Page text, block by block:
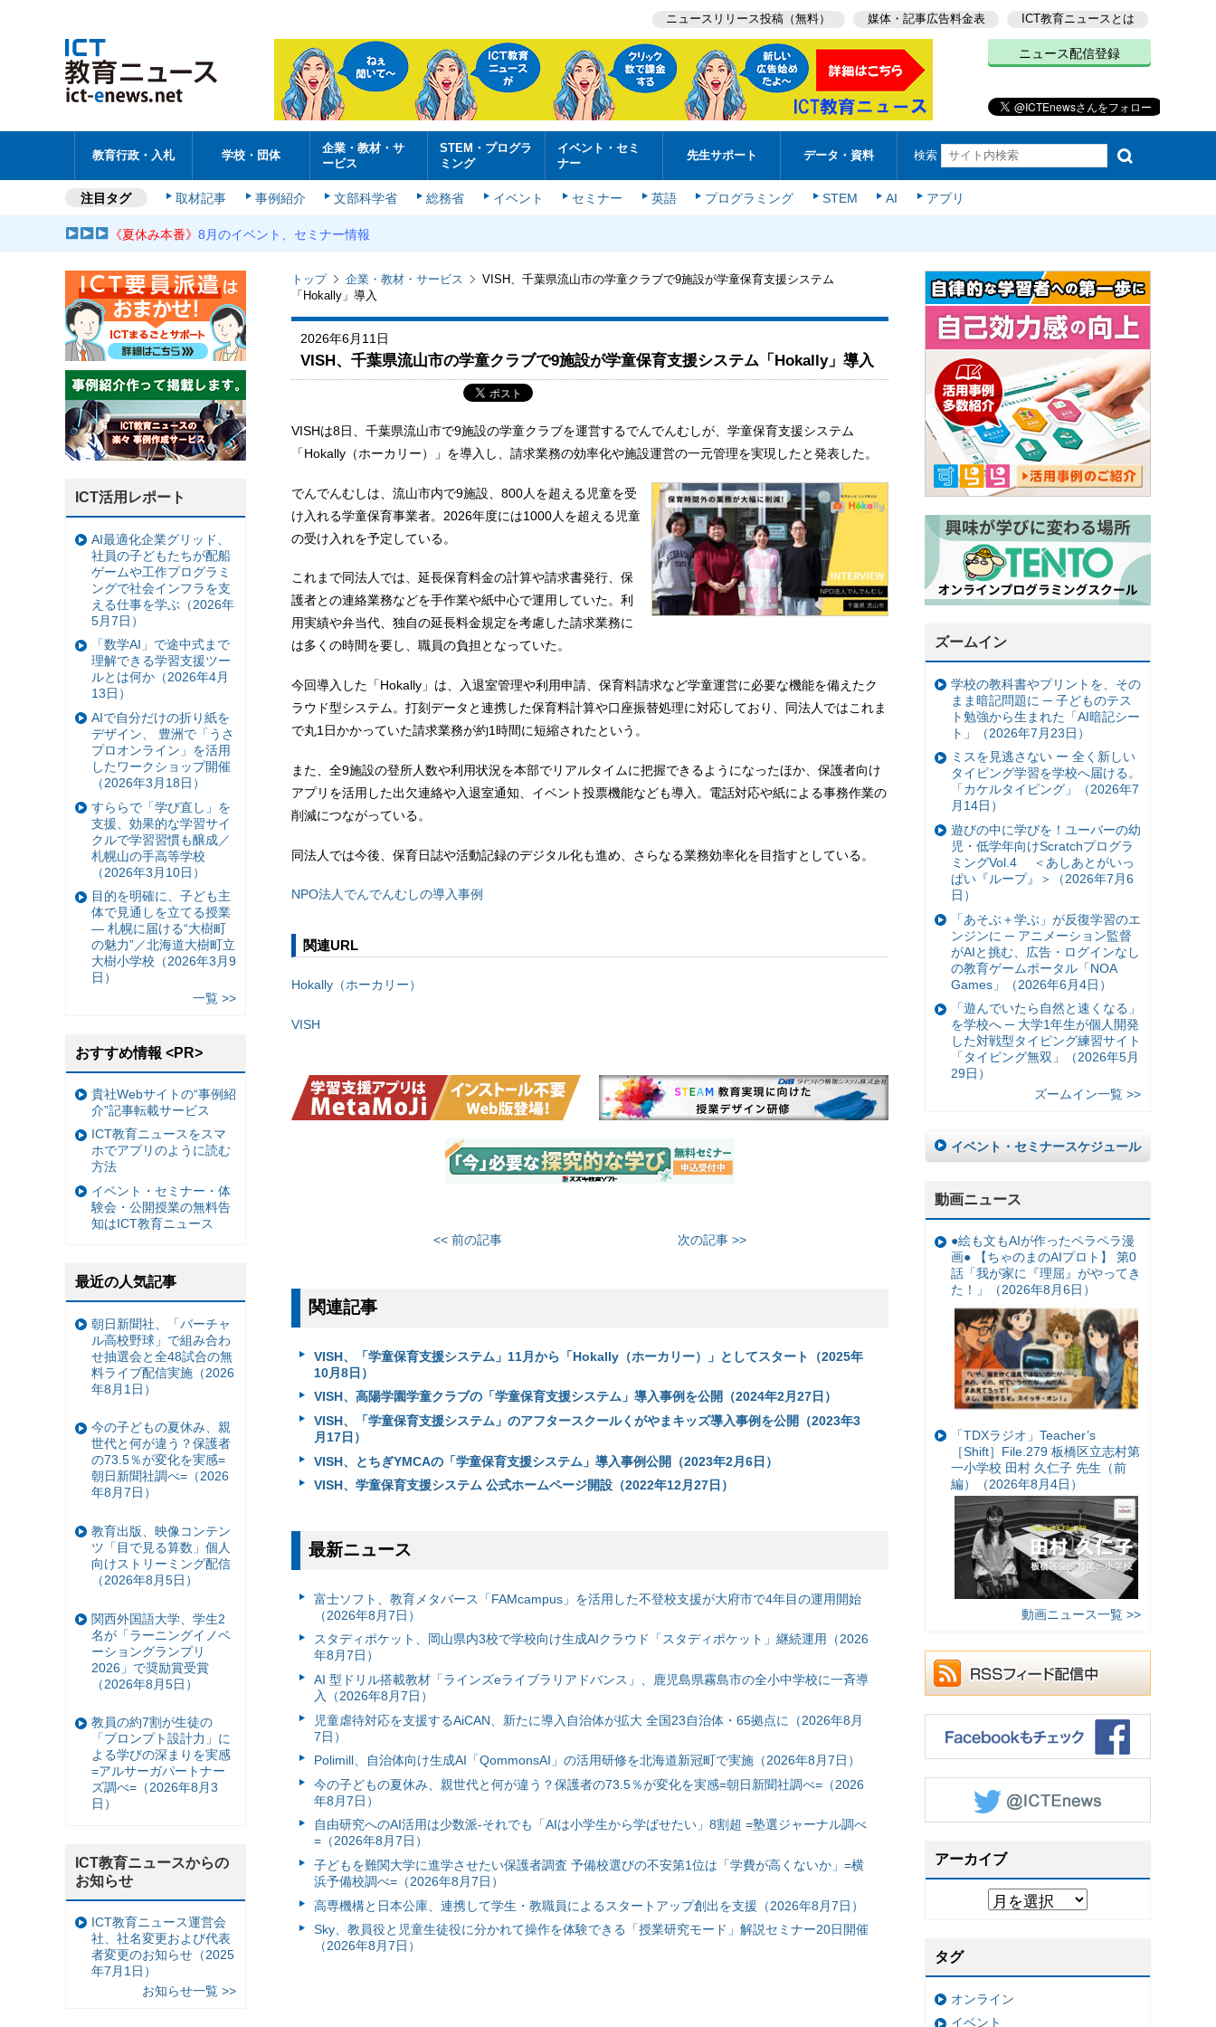
ニュースリリース投稿（無料） 媒体・記事広告料金表 ICT教育ニュースとは
ニュース配信登録
教育行政・入札 学校・団体
企業・教材・サ
ービス
STEM・プログラ
ミング
イベント・セミ
ナー
先生サポート データ・資料 検索
注目タグ 取材記事 事例紹介 文部科学省 総務省 イベント セミナー 英語 プログラミング STEM AI アプリ
《夏休み本番》8月のイベント、セミナー情報
トップ 企業・教材・サービス
VISH、千葉県流山市の学童クラブで9施設が学童保育支援システム
「Hokally」導入
2026年6月11日
VISH、千葉県流山市の学童クラブで9施設が学童保育支援システム「Hokally」導入
VISHは8日、千葉県流山市で9施設の学童クラブを運営するでんでんむしが、学童保育支援システム
「Hokally（ホーカリー）」を導入し、請求業務の効率化や施設運営の一元管理を実現したと発表した。
でんでんむしは、流山市内で9施設、800人を超える児童を受
け入れる学童保育事業者。2026年度には1000人を超える児童
の受け入れを予定している。
これまで同法人では、延長保育料金の計算や請求書発行、保
護者との連絡業務などを手作業や紙中心で運用していた。利
用実績や弁当代、独自の延長料金規定を考慮した請求業務に
は多くの時間を要し、職員の負担となっていた。
今回導入した「Hokally」は、入退室管理や利用申請、保育料請求など学童運営に必要な機能を備えたク
ラウド型システム。打刻データと連携した保育料計算や口座振替処理に対応しており、同法人ではこれま
で丸1日かかっていた請求業務が約1時間に短縮されたという。
また、全9施設の登所人数や利用状況を本部でリアルタイムに把握できるようになったほか、保護者向け
アプリを活用した出欠連絡や入退室通知、イベント投票機能なども導入。電話対応や紙による事務作業の
削減につながっている。
同法人では今後、保育日誌や活動記録のデジタル化も進め、さらなる業務効率化を目指すとしている。
NPO法人でんでんむしの導入事例
関連URL
Hokally（ホーカリー）
VISH
<< 前の記事 次の記事 >>
関連記事
VISH、「学童保育支援システム」11月から「Hokally（ホーカリー）」としてスタート（2025年
10月8日）
VISH、高陽学園学童クラブの「学童保育支援システム」導入事例を公開（2024年2月27日）
VISH、「学童保育支援システム」のアフタースクールくがやまキッズ導入事例を公開（2023年3
月17日）
VISH、とちぎYMCAの「学童保育支援システム」導入事例公開（2023年2月6日）
VISH、学童保育支援システム 公式ホームページ開設（2022年12月27日）
最新ニュース
富⼠ソフト、教育メタバース「FAMcampus」を活用した不登校支援が大府市で4年目の運用開始
（2026年8月7日）
スタディポケット、岡山県内3校で学校向け生成AIクラウド「スタディポケット」継続運用（2026
年8月7日）
AI 型ドリル搭載教材「ラインズeライブラリアドバンス」、鹿児島県霧島市の全小中学校に一斉導
入（2026年8月7日）
児童虐待対応を支援するAiCAN、新たに導入自治体が拡大 全国23自治体・65拠点に（2026年8月
7日）
Polimill、自治体向け生成AI「QommonsAI」の活用研修を北海道新冠町で実施（2026年8月7日）
今の子どもの夏休み、親世代と何が違う？保護者の73.5％が変化を実感=朝日新聞社調べ=（2026
年8月7日）
自由研究へのAI活用は少数派-それでも「AIは小学生から学ばせたい」8割超 =塾選ジャーナル調べ
=（2026年8月7日）
子どもを難関大学に進学させたい保護者調査 予備校選びの不安第1位は「学費が高くないか」=横
浜予備校調べ=（2026年8月7日）
高専機構と日本公庫、連携して学生・教職員によるスタートアップ創出を支援（2026年8月7日）
Sky、教員役と児童生徒役に分かれて操作を体験できる「授業研究モード」解説セミナー20日開催
（2026年8月7日）
ズームイン
学校の教科書やプリントを、その
まま暗記問題に ─ 子どものテス
ト勉強から生まれた「AI暗記シー
ト」（2026年7月23日）
ミスを見逃さない ー 全く新しい
タイピング学習を学校へ届ける。
「カケルタイピング」（2026年7
月14日）
遊びの中に学びを！ユーバーの幼
児・低学年向けScratchプログラ
ミングVol.4 ＜あしあとがいっ
ぱい『ループ』＞（2026年7月6
日）
「あそぶ＋学ぶ」が反復学習のエ
ンジンに ─ アニメーション監督
がAIと挑む、広告・ログインなし
の教育ゲームポータル「NOA
Games」（2026年6月4日）
「遊んでいたら自然と速くなる」
を学校へ ─ 大学1年生が個人開発
した対戦型タイピング練習サイト
「タイピング無双」（2026年5月
29日）
ズームイン一覧 >>
イベント・セミナースケジュール
動画ニュース
●絵も文もAIが作ったペラペラ漫
画● 【ちゃのまのAIプロト】 第0
話「我が家に『理屈』がやってき
た！」（2026年8月6日）
「TDXラジオ」Teacher’s
［Shift］File.279 板橋区立志村第
一小学校 田村 久仁子 先生（前
編）（2026年8月4日）
動画ニュース一覧 >>
アーカイブ
タグ
オンライン
イベント
ICT活用レポート
AI最適化企業グリッド、
社員の子どもたちが配船
ゲームや工作プログラミ
ングで社会インフラを支
える仕事を学ぶ（2026年
5月7日）
「数学AI」で途中式まで
理解できる学習支援ツー
ルとは何か（2026年4月
13日）
AIで自分だけの折り紙を
デザイン、 豊洲で「うさ
プロオンライン」を活用
したワークショップ開催
（2026年3月18日）
すららで「学び直し」を
支援、効果的な学習サイ
クルで学習習慣も醸成／
札幌山の手高等学校
（2026年3月10日）
目的を明確に、子ども主
体で見通しを立てる授業
— 札幌に届ける“大樹町
の魅力”／北海道大樹町立
大樹小学校（2026年3月9
日）
一覧 >>
おすすめ情報 <PR>
貴社Webサイトの“事例紹
介”記事転載サービス
ICT教育ニュースをスマ
ホでアプリのように読む
方法
イベント・セミナー・体
験会・公開授業の無料告
知はICT教育ニュース
最近の人気記事
朝日新聞社、「バーチャ
ル高校野球」で組み合わ
せ抽選会と全48試合の無
料ライブ配信実施（2026
年8月1日）
今の子どもの夏休み、親
世代と何が違う？保護者
の73.5％が変化を実感=
朝日新聞社調べ=（2026
年8月7日）
教育出版、映像コンテン
ツ「目で見る算数」個人
向けストリーミング配信
（2026年8月5日）
関西外国語大学、学生2
名が「ラーニングイノベ
ーショングランプリ
2026」で奨励賞受賞
（2026年8月5日）
教員の約7割が生徒の
「プロンプト設計力」に
よる学びの深まりを実感
=アルサーガパートナー
ズ調べ=（2026年8月3
日）
ICT教育ニュースからの
お知らせ
ICT教育ニュース運営会
社、社名変更および代表
者変更のお知らせ（2025
年7月1日）
お知らせ一覧 >>